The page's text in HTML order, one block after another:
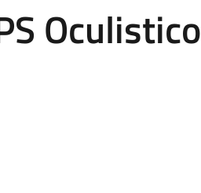
Oculistico